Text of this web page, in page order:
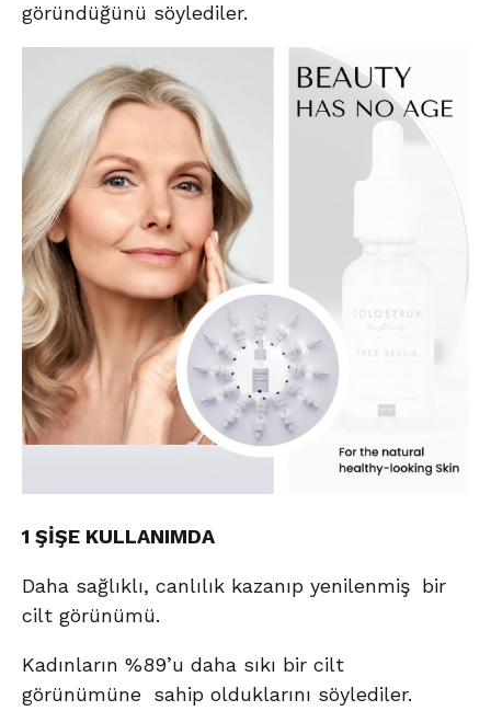
göründüğünü söylediler.
1 ŞİŞE KULLANIMDA
Daha sağlıklı, canlılık kazanıp yenilenmiş bir
cilt görünümü.
Kadınların %89’u daha sıkı bir cilt
görünümüne sahip olduklarını söylediler.